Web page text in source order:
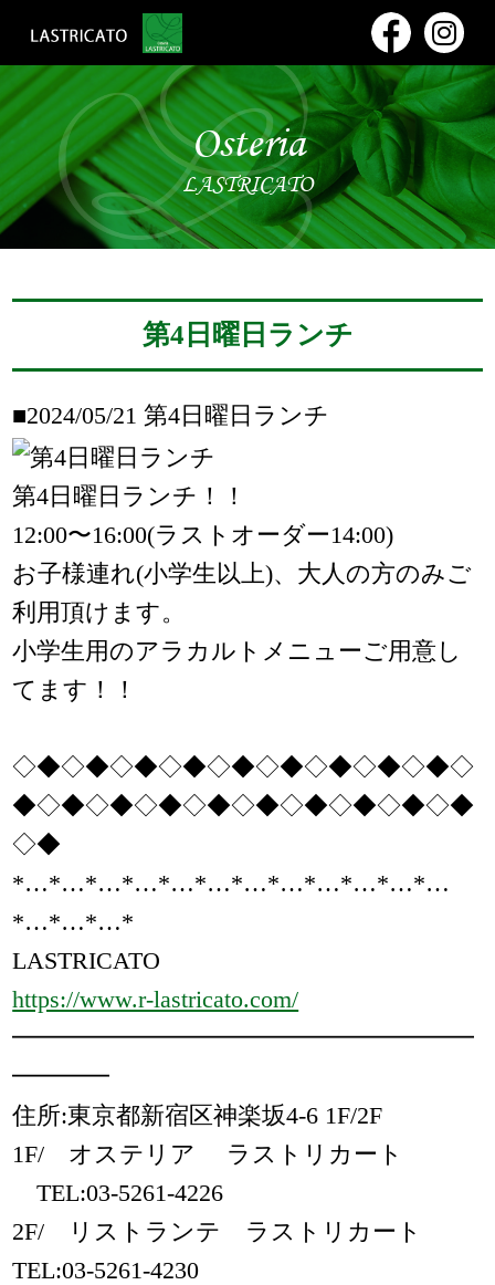
Osteria
LASTRICATO
第4日曜日ランチ
■2024/05/21 第4日曜日ランチ
第4日曜日ランチ！！
12:00〜16:00(ラストオーダー14:00)
お子様連れ(小学生以上)、大人の方のみご
利用頂けます。
小学生用のアラカルトメニューご用意し
てます！！
◇◆◇◆◇◆◇◆◇◆◇◆◇◆◇◆◇◆◇
◆◇◆◇◆◇◆◇◆◇◆◇◆◇◆◇◆◇◆
◇◆
*…*…*…*…*…*…*…*…*…*…*…*…
*…*…*…*
LASTRICATO
https://www.r-lastricato.com/
━━━━━━━━━━━━━━━━━━━
━━━━
住所:東京都新宿区神楽坂4-6 1F/2F
1F/ オステリア ラストリカート
TEL:03-5261-4226
2F/ リストランテ ラストリカート
TEL:03-5261-4230